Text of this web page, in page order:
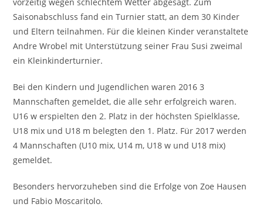
Saisonabschluss fand ein Turnier statt, an dem 30 Kinder
und Eltern teilnahmen. Für die kleinen Kinder veranstaltete
Andre Wrobel mit Unterstützung seiner Frau Susi zweimal
ein Kleinkinderturnier.
Bei den Kindern und Jugendlichen waren 2016 3
Mannschaften gemeldet, die alle sehr erfolgreich waren.
U16 w erspielten den 2. Platz in der höchsten Spielklasse,
U18 mix und U18 m belegten den 1. Platz. Für 2017 werden
4 Mannschaften (U10 mix, U14 m, U18 w und U18 mix)
gemeldet.
Besonders hervorzuheben sind die Erfolge von Zoe Hausen
und Fabio Moscaritolo.